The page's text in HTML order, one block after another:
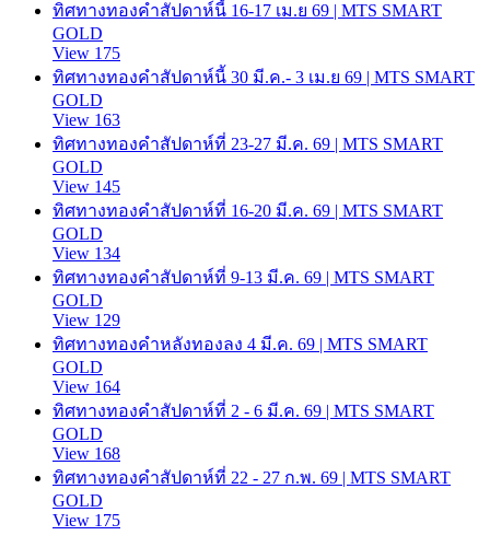
ทิศทางทองคำสัปดาห์นี้ 16-17 เม.ย 69 | MTS SMART
GOLD
View 175
ทิศทางทองคำสัปดาห์นี้ 30 มี.ค.- 3 เม.ย 69 | MTS SMART
GOLD
View 163
ทิศทางทองคำสัปดาห์ที่ 23-27 มี.ค. 69 | MTS SMART
GOLD
View 145
ทิศทางทองคำสัปดาห์ที่ 16-20 มี.ค. 69 | MTS SMART
GOLD
View 134
ทิศทางทองคำสัปดาห์ที่ 9-13 มี.ค. 69 | MTS SMART
GOLD
View 129
ทิศทางทองคำหลังทองลง 4 มี.ค. 69 | MTS SMART
GOLD
View 164
ทิศทางทองคำสัปดาห์ที่ 2 - 6 มี.ค. 69 | MTS SMART
GOLD
View 168
ทิศทางทองคำสัปดาห์ที่ 22 - 27 ก.พ. 69 | MTS SMART
GOLD
View 175